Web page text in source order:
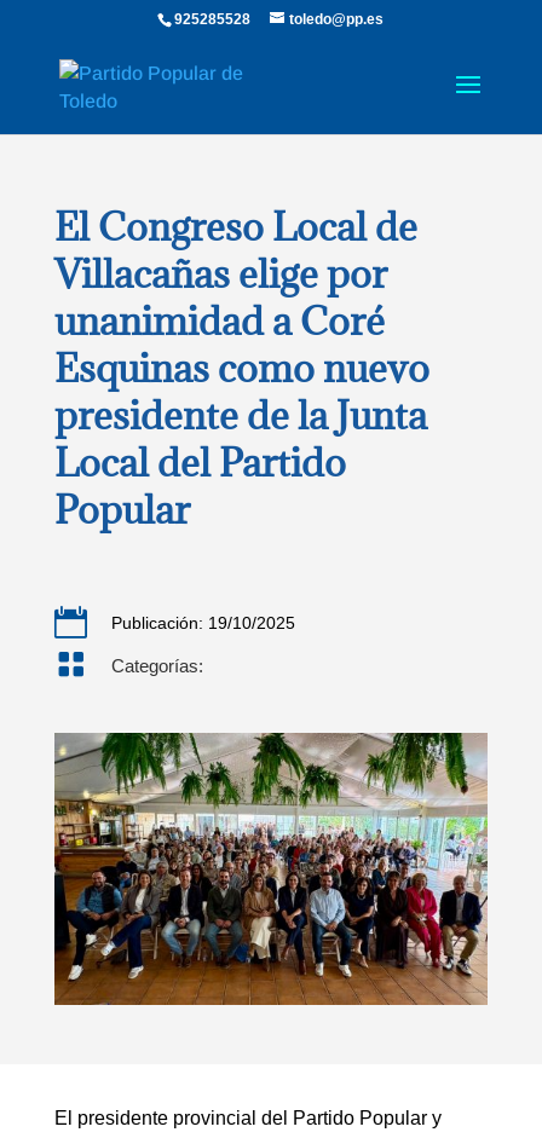
925285528 toledo@pp.es
El Congreso Local de
Villacañas elige por
unanimidad a Coré
Esquinas como nuevo
presidente de la Junta
Local del Partido
Popular
 Publicación: 19/10/2025
 Categorías:
El presidente provincial del Partido Popular y